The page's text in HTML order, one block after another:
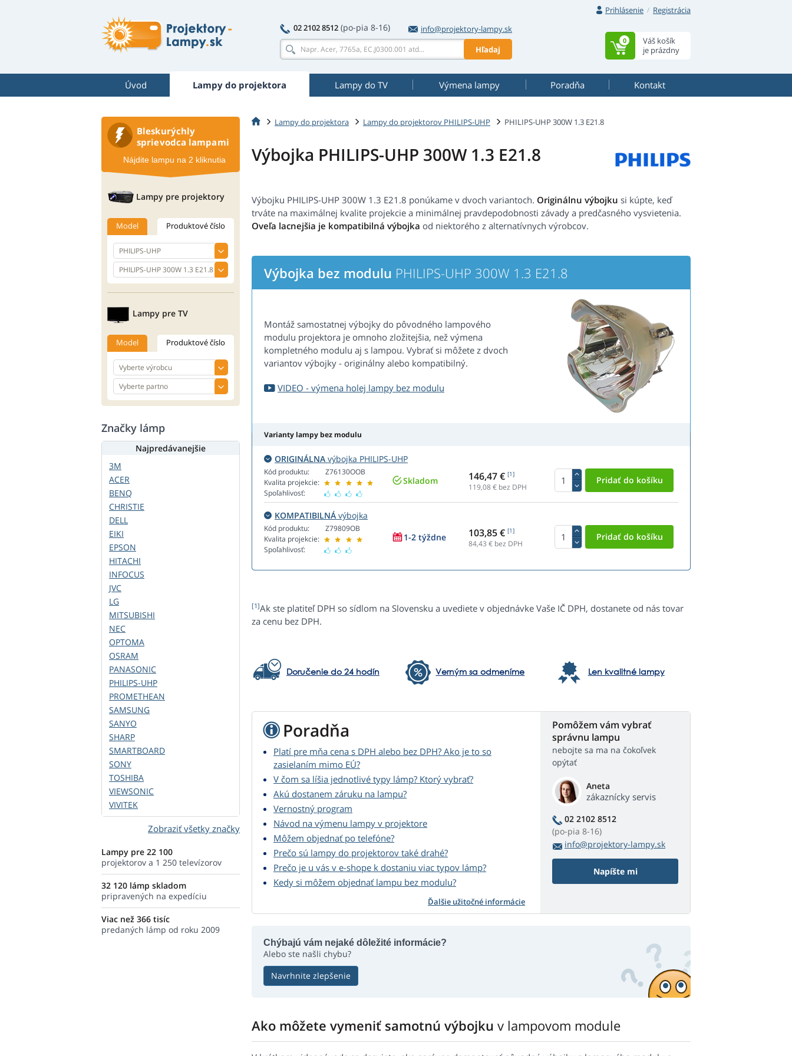
Prihlásenie
Registrácia
02 2102 8512 (po-pia 8-16)
info@projektory-lampy.sk
Hľadaj
Váš košík
je prázdny
0
Úvod Lampy do projektora Lampy do TV Výmena lampy Poradňa Kontakt
Lampy do projektora Lampy do projektorov PHILIPS-UHP PHILIPS-UHP 300W 1.3 E21.8
Výbojka PHILIPS-UHP 300W 1.3 E21.8
Výbojku PHILIPS-UHP 300W 1.3 E21.8 ponúkame v dvoch variantoch. Originálnu výbojku si kúpte, keď
trváte na maximálnej kvalite projekcie a minimálnej pravdepodobnosti závady a predčasného vysvietenia.
Oveľa lacnejšia je kompatibilná výbojka od niektorého z alternatívnych výrobcov.
Výbojka bez modulu PHILIPS-UHP 300W 1.3 E21.8
Montáž samostatnej výbojky do pôvodného lampového
modulu projektora je omnoho zložitejšia, než výmena
kompletného modulu aj s lampou. Vybrať si môžete z dvoch
variantov výbojky - originálny alebo kompatibilný.
VIDEO - výmena holej lampy bez modulu
Varianty lampy bez modulu
ORIGINÁLNA výbojka PHILIPS-UHP
Kód produktu:
Kvalita projekcie:
Spoľahlivosť:
Z76130OOB
Skladom 146,47 € [1]
119,08€ bez DPH
KOMPATIBILNÁ výbojka
Kód produktu:
Kvalita projekcie:
Spoľahlivosť:
Z79809OB
1-2 týždne 103,85 € [1]
84,43 € bez DPH
[1]Ak ste platiteľ DPH so sídlom na Slovensku a uvediete v objednávke Vaše IČ DPH, dostanete od nás tovar
za cenu bez DPH.
Doručenie do 24 hodín Verným sa odmeníme Len kvalitné lampy
Poradňa
Platí pre mňa cena s DPH alebo bez DPH? Ako je to so
zasielaním mimo EÚ?
V čom sa líšia jednotlivé typy lámp? Ktorý vybrať?
Akú dostanem záruku na lampu?
Vernostný program
Návod na výmenu lampy v projektore
Môžem objednať po telefóne?
Prečo sú lampy do projektorov také drahé?
Prečo je u vás v e-shope k dostaniu viac typov lámp?
Kedy si môžem objednať lampu bez modulu?
Ďalšie užitočné informácie
Pomôžem vám vybrať
správnu lampu
nebojte sa ma na čokoľvek
opýtať
Aneta
zákaznícky servis
02 2102 8512
(po-pia 8-16)
info@projektory-lampy.sk
Napíšte mi
Chýbajú vám nejaké dôležité informácie?
Alebo ste našli chybu?
Navrhnite zlepšenie
Ako môžete vymeniť samotnú výbojku v lampovom module
Bleskurýchly
sprievodca lampami
Nájdite lampu na 2 kliknutia
Lampy pre projektory
Model Produktové číslo
Lampy pre TV
Model Produktové číslo
Značky lámp
Najpredávanejšie
3M
ACER
BENQ
CHRISTIE
DELL
EIKI
EPSON
HITACHI
INFOCUS
JVC
LG
MITSUBISHI
NEC
OPTOMA
OSRAM
PANASONIC
PHILIPS-UHP
PROMETHEAN
SAMSUNG
SANYO
SHARP
SMARTBOARD
SONY
TOSHIBA
VIEWSONIC
VIVITEK
Zobraziť všetky značky
Lampy pre 22 100
projektorov a 1 250 televízorov
32 120 lámp skladom
pripravených na expedíciu
Viac než 366 tisíc
predaných lámp od roku 2009